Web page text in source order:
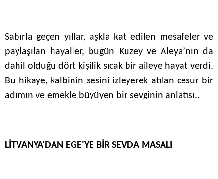
Sabırla geçen yıllar, aşkla kat edilen mesafeler ve
paylaşılan hayaller, bugün Kuzey ve Aleya’nın da
dahil olduğu dört kişilik sıcak bir aileye hayat verdi.
Bu hikaye, kalbinin sesini izleyerek atılan cesur bir
adımın ve emekle büyüyen bir sevginin anlatısı..
LİTVANYA'DAN EGE'YE BİR SEVDA MASALI